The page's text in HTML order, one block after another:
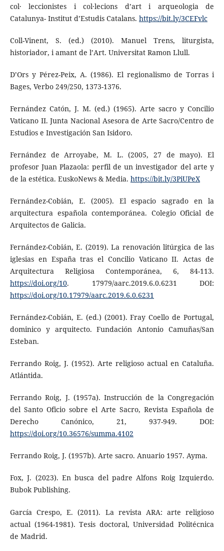
col· leccionistes i col·lecions d’art i arqueologia de
Catalunya- Institut d’Estudis Catalans. https://bit.ly/3CEFvlc
Coll-Vinent, S. (ed.) (2010). Manuel Trens, liturgista,
historiador, i amant de l’Art. Universitat Ramon Llull.
D’Ors y Pérez-Peix, A. (1986). El regionalismo de Torras i
Bages, Verbo 249/250, 1373-1376.
Fernández Catón, J. M. (ed.) (1965). Arte sacro y Concilio
Vaticano II. Junta Nacional Asesora de Arte Sacro/Centro de
Estudios e Investigación San Isidoro.
Fernández de Arroyabe, M. L. (2005, 27 de mayo). El
profesor Juan Plazaola: perfil de un investigador del arte y
de la estéti­ca. EuskoNews & Media. https://bit.ly/3PiUPeX
Fernández-Cobián, E. (2005). El espacio sagrado en la
arquitectu­ra española contemporánea. Colegio Oficial de
Arquitectos de Galicia.
Fernández-Cobián, E. (2019). La renovación litúrgica de las
igle­sias en España tras el Concilio Vaticano II. Actas de
Arquitec­tura Religiosa Contemporánea, 6, 84-113.
https://doi.org/10. 17979/aarc.2019.6.0.6231 DOI:
https://doi.org/10.17979/aarc.2019.6.0.6231
Fernández-Cobián, E. (ed.) (2001). Fray Coello de Portugal,
dominico y arquitecto. Fundación Antonio Camuñas/San
Esteban.
Ferrando Roig, J. (1952). Arte religioso actual en Cataluña.
Atlántida.
Ferrando Roig, J. (1957a). Instrucción de la Congregación
del San­to Oficio sobre el Arte Sacro, Revista Española de
Derecho Canónico, 21, 937-949. DOI:
https://doi.org/10.36576/summa.4102
Ferrando Roig, J. (1957b). Arte sacro. Anuario 1957. Ayma.
Fox, J. (2023). En busca del padre Alfons Roig Izquierdo.
Bubok Publishing.
García Crespo, E. (2011). La revista ARA: arte religioso
actual (1964-1981). Tesis doctoral, Universidad Politécnica
de Madrid.